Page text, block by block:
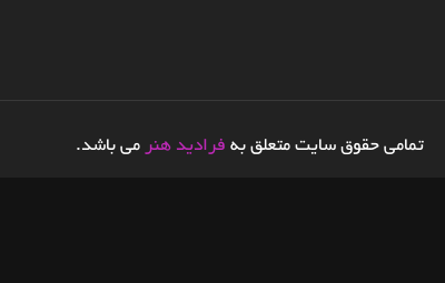
تمامی حقوق سایت متعلق به فرادید هنر می باشد.